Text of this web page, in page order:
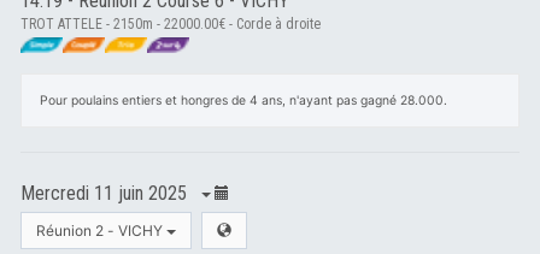
TROT ATTELE - 2150m - 22000.00€ - Corde à droite
Pour poulains entiers et hongres de 4 ans, n'ayant pas gagné 28.000.
Mercredi 11 juin 2025
Réunion 2 - VICHY